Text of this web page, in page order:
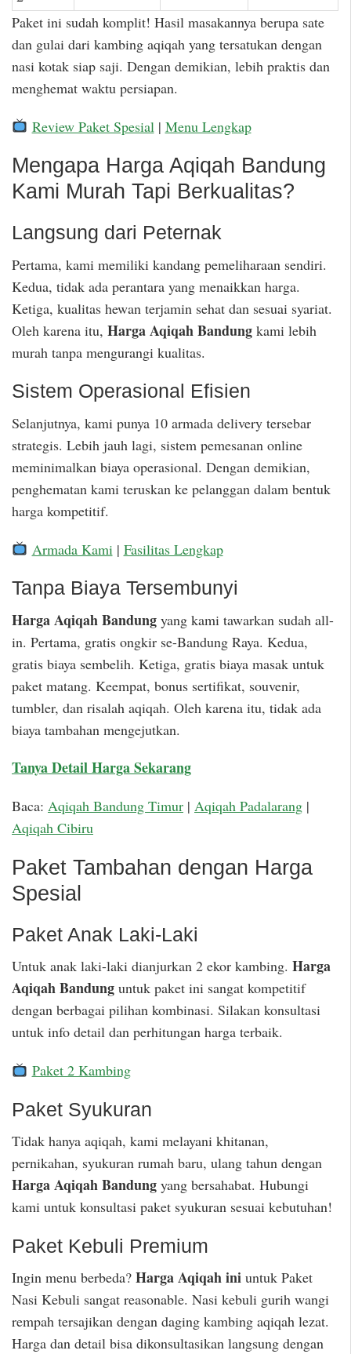
Paket ini sudah komplit! Hasil masakannya berupa sate
dan gulai dari kambing aqiqah yang tersatukan dengan
nasi kotak siap saji. Dengan demikian, lebih praktis dan
menghemat waktu persiapan.
Review Paket Spesial | Menu Lengkap
Mengapa Harga Aqiqah Bandung
Kami Murah Tapi Berkualitas?
Langsung dari Peternak
Pertama, kami memiliki kandang pemeliharaan sendiri.
Kedua, tidak ada perantara yang menaikkan harga.
Ketiga, kualitas hewan terjamin sehat dan sesuai syariat.
Oleh karena itu, Harga Aqiqah Bandung kami lebih
murah tanpa mengurangi kualitas.
Sistem Operasional Efisien
Selanjutnya, kami punya 10 armada delivery tersebar
strategis. Lebih jauh lagi, sistem pemesanan online
meminimalkan biaya operasional. Dengan demikian,
penghematan kami teruskan ke pelanggan dalam bentuk
harga kompetitif.
Armada Kami | Fasilitas Lengkap
Tanpa Biaya Tersembunyi
Harga Aqiqah Bandung yang kami tawarkan sudah all-
in. Pertama, gratis ongkir se-Bandung Raya. Kedua,
gratis biaya sembelih. Ketiga, gratis biaya masak untuk
paket matang. Keempat, bonus sertifikat, souvenir,
tumbler, dan risalah aqiqah. Oleh karena itu, tidak ada
biaya tambahan mengejutkan.
Tanya Detail Harga Sekarang
Baca: Aqiqah Bandung Timur | Aqiqah Padalarang |
Aqiqah Cibiru
Paket Tambahan dengan Harga
Spesial
Paket Anak Laki-Laki
Untuk anak laki-laki dianjurkan 2 ekor kambing. Harga
Aqiqah Bandung untuk paket ini sangat kompetitif
dengan berbagai pilihan kombinasi. Silakan konsultasi
untuk info detail dan perhitungan harga terbaik.
Paket 2 Kambing
Paket Syukuran
Tidak hanya aqiqah, kami melayani khitanan,
pernikahan, syukuran rumah baru, ulang tahun dengan
Harga Aqiqah Bandung yang bersahabat. Hubungi
kami untuk konsultasi paket syukuran sesuai kebutuhan!
Paket Kebuli Premium
Ingin menu berbeda? Harga Aqiqah ini untuk Paket
Nasi Kebuli sangat reasonable. Nasi kebuli gurih wangi
rempah tersajikan dengan daging kambing aqiqah lezat.
Harga dan detail bisa dikonsultasikan langsung dengan